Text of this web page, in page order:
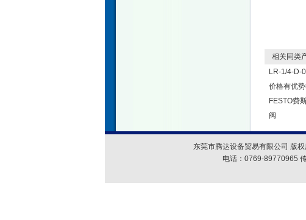
相关同类
LR-1/4-D-
价格有优势
FESTO费
阀
东莞市腾达设备贸易有限公司 版权
电话：0769-89770965